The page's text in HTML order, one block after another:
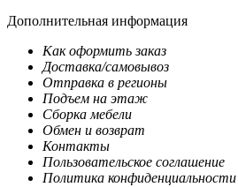
Дополнительная информация
Как оформить заказ
Доставка/самовывоз
Отправка в регионы
Подъем на этаж
Сборка мебели
Обмен и возврат
Контакты
Пользовательское соглашение
Политика конфиденциальности